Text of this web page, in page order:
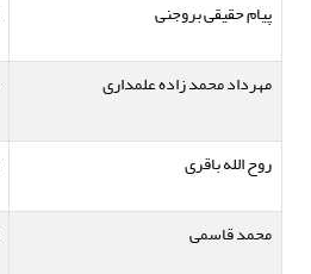
پیام حقیقی بروجنی
مهرداد محمد زاده علمداری
روح الله باقری
محمد قاسمی